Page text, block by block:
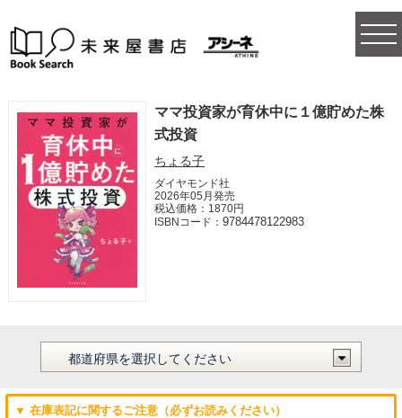
ママ投資家が育休中に１億貯めた株
式投資
ちょる子
ダイヤモンド社
2026年05月発売
税込価格：1870円
ISBNコード：9784478122983
▼ 在庫表記に関するご注意（必ずお読みください）